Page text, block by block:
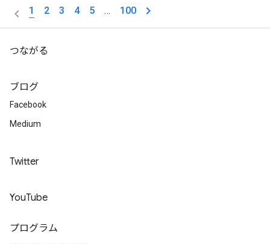
1 2 3 4 5 … 100
つながる
ブログ
Facebook
Medium
Twitter
YouTube
プログラム